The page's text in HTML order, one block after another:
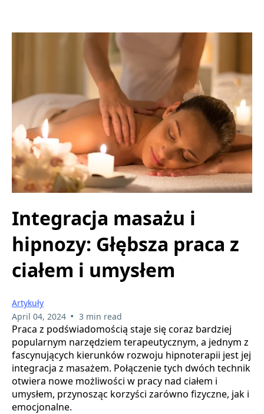
Integracja masażu i
hipnozy: Głębsza praca z
ciałem i umysłem
Artykuły
April 04, 2024 • 3 min read
Praca z podświadomością staje się coraz bardziej
popularnym narzędziem terapeutycznym, a jednym z
fascynujących kierunków rozwoju hipnoterapii jest jej
integracja z masażem. Połączenie tych dwóch technik
otwiera nowe możliwości w pracy nad ciałem i
umysłem, przynosząc korzyści zarówno fizyczne, jak i
emocjonalne.